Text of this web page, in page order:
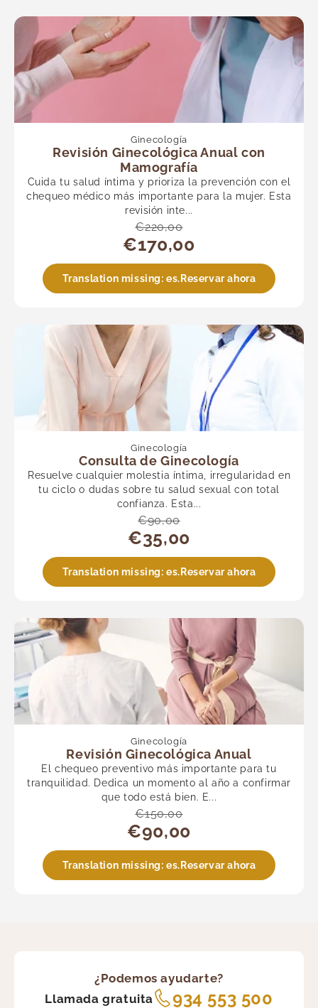
Ginecología
Revisión Ginecológica Anual con
Mamografía
Cuida tu salud íntima y prioriza la prevención con el
chequeo médico más importante para la mujer. Esta
revisión inte...
€220,00
€170,00
Translation missing: es.Reservar ahora
Ginecología
Consulta de Ginecología
Resuelve cualquier molestia íntima, irregularidad en
tu ciclo o dudas sobre tu salud sexual con total
confianza. Esta...
€90,00
€35,00
Translation missing: es.Reservar ahora
Ginecología
Revisión Ginecológica Anual
El chequeo preventivo más importante para tu
tranquilidad. Dedica un momento al año a confirmar
que todo está bien. E...
€150,00
€90,00
Translation missing: es.Reservar ahora
¿Podemos ayudarte?
Llamada gratuita
934 553 500